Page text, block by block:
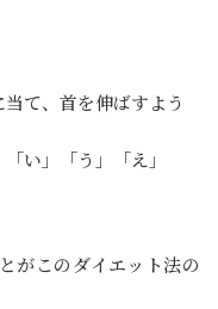
て、首を伸ばすよう
い」「う」「え」
がこのダイエット法の